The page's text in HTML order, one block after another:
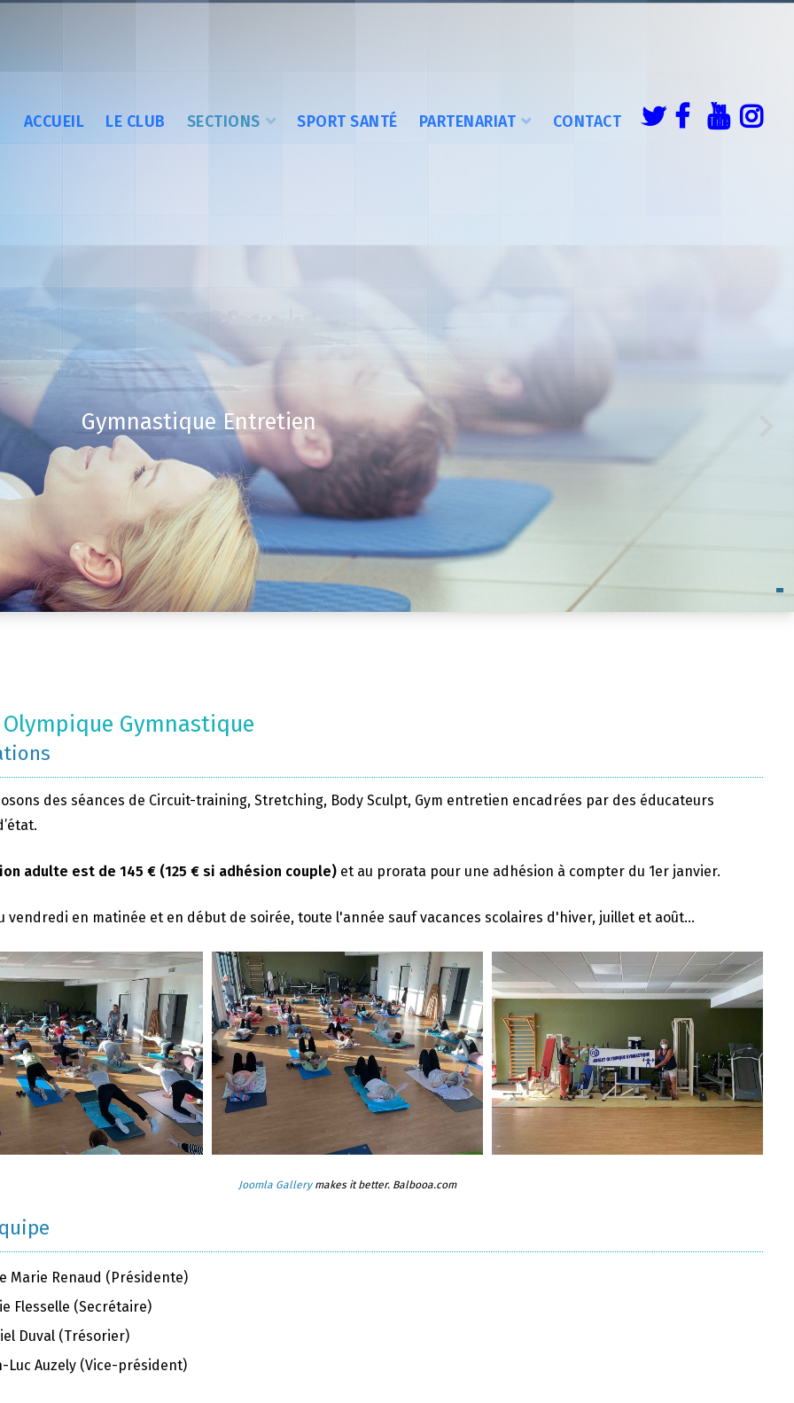
ACCUEIL LE CLUB SECTIONS SPORT SANTÉ PARTENARIAT CONTACT
Gymnastique Entretien
Gymnastique
des séances de Circuit-training, Stretching, Body Sculpt, Gym entretien encadrées par des éducateurs
adulte est de 145 € (125 € si adhésion couple) et au prorata pour une adhésion à compter du 1er janvier.
vendredi en matinée et en début de soirée, toute l'année sauf vacances scolaires d'hiver, juillet et août...
Joomla Gallerymakes it better. Balbooa.com
Marie Renaud (Présidente)
Flesselle (Secrétaire)
Duval (Trésorier)
Luc Auzely (Vice-président)